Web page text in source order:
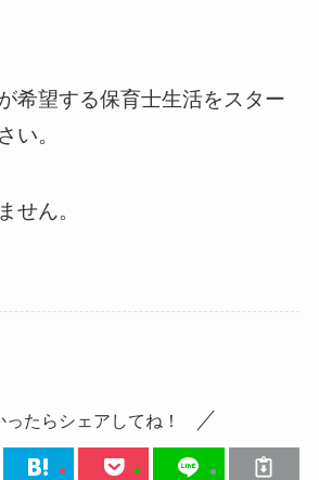
希望する保育士生活をスター
い。
せん。
ったらシェアしてね！